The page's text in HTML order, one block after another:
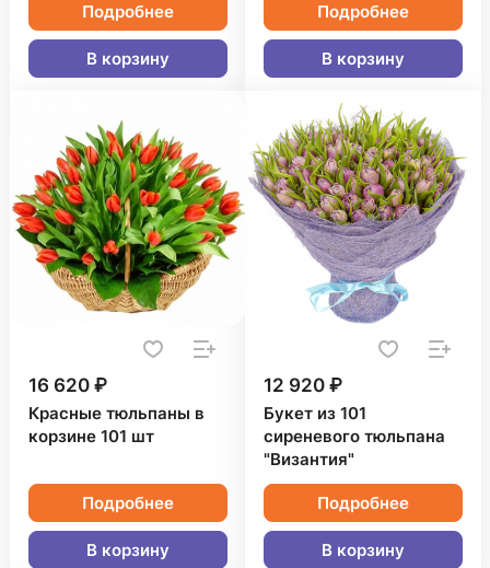
Подробнее
В корзину
Подробнее
В корзину
16 620 ₽
Красные тюльпаны в
корзине 101 шт
Подробнее
В корзину
12 920 ₽
Букет из 101
сиреневого тюльпана
"Византия"
Подробнее
В корзину